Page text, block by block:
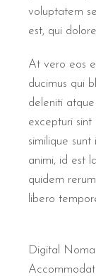
voluptatem
est, qui
At vero eos
ducimus qui
deleniti
excepturi
similique
animi, id est
quidem
libero
Digital